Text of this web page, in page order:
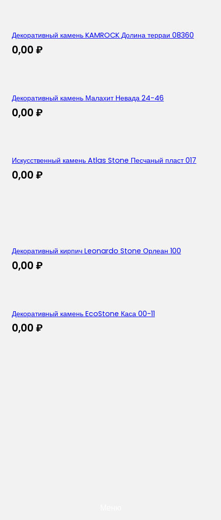
Декоративный камень KAMROCK Долина терраи 08360
0,00 ₽
Декоративный камень Малахит Невада 24-46
0,00 ₽
Искусственный камень Atlas Stone Песчаный пласт 017
0,00 ₽
Декоративный кирпич Leonardo Stone Орлеан 100
0,00 ₽
Декоративный камень EcoStone Каса 00-11
0,00 ₽